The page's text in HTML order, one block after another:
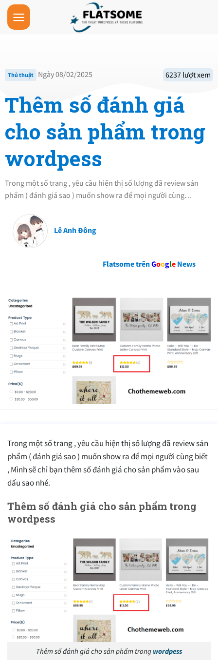
Skip
content
Thủ thuật Ngày 08/02/2025 6237 lượt xem
Thêm số đánh giá
cho sản phẩm trong
wordpess
Trong một số trang , yêu cầu hiện thị số lượng đã review sản
phẩm ( đánh giá sao ) muốn show ra để mọi người cùng…
Lê Anh Đông
Flatsome trênGoogle News
Trong một số trang , yêu cầu hiện thị số lượng đã review sản
phẩm ( đánh giá sao ) muốn show ra để mọi người cùng biết
, Mình sẽ chỉ bạn thêm số đánh giá cho sản phẩm vào sau
dấu sao nhé.
Thêm số đánh giá cho sản phẩm trong
wordpess
Thêm số đánh giá cho sản phẩm trong wordpess